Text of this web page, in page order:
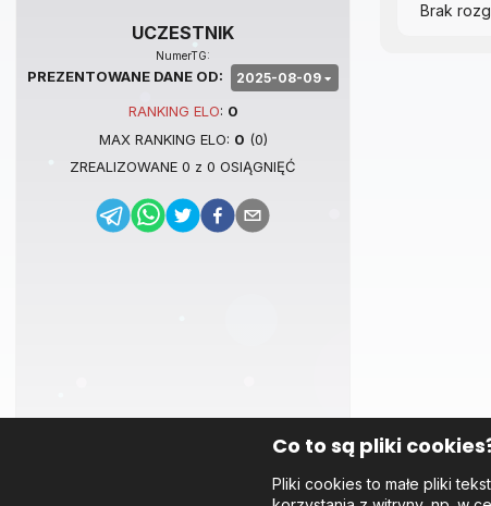
UCZESTNIK
NumerTG:
PREZENTOWANE DANE OD: 2025-08-09
RANKING ELO: 0
MAX RANKING ELO: 0 (0)
ZREALIZOWANE 0 z 0 OSIĄGNIĘĆ
Brak
Co to są pliki
Pliki cookies to małe pliki